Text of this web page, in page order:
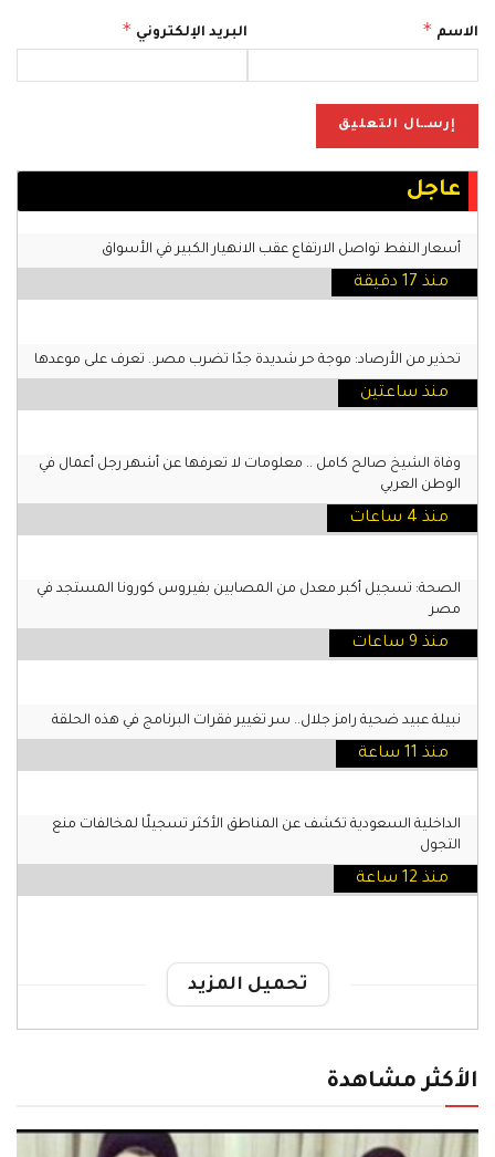
الاسم * البريد الإلكتروني *
عاجل
أسعار النفط تواصل الارتفاع عقب الانهيار الكبير في الأسواق
منذ 17 دقيقة
تحذير من الأرصاد: موجة حر شديدة جدًا تضرب مصر.. تعرف على موعدها
منذ ساعتين
وفاة الشيخ صالح كامل .. معلومات لا تعرفها عن أشهر رجل أعمال في
الوطن العربي
منذ 4 ساعات
الصحة: تسجيل أكبر معدل من المصابين بفيروس كورونا المستجد في
مصر
منذ 9 ساعات
نبيلة عبيد ضحية رامز جلال.. سر تغيير فقرات البرنامج في هذه الحلقة
منذ 11 ساعة
الداخلية السعودية تكشف عن المناطق الأكثر تسجيلًا لمخالفات منع
التجول
منذ 12 ساعة
تحميل المزيد
الأكثر مشاهدة